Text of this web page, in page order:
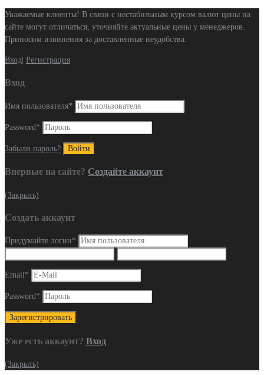
Уважаемые клиенты! В связи с нестабильным курсом валют цены на
сайте могут отличаться, уточняйте актуальные цены у менеджеров.
Приносим извинения за доставленные неудобства.
Вход Регистрация
Вход
Имя пользователя*
Password *
Забыли пароль?
Впервые на сайте? Создайте аккаунт
(Закрыть)
Создать аккаунт
Придумайте логин*
Email*
Password*
Уже есть аккаунт? Вход
(Закрыть)